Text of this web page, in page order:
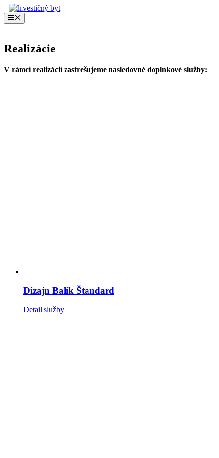
Preskočiť
na
obsah
Menu
Realizácie
V rámci realizácií zastrešujeme nasledovné doplnkové služby:
Dizajn Balík Štandard
Detail služby